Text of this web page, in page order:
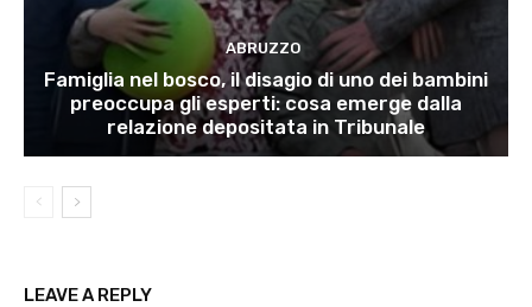
ABRUZZO
Famiglia nel bosco, il disagio di uno dei bambini
preoccupa gli esperti: cosa emerge dalla
relazione depositata in Tribunale
LEAVE A REPLY